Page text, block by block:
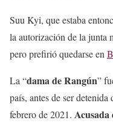
Suu Kyi, que estaba
la autorización de la junta
pero prefirió quedarse en
La “dama de Rangún”
país, antes de ser
febrero de 2021. Acusada